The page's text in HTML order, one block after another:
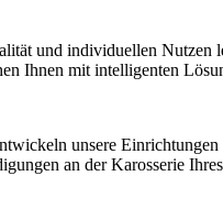
und individuellen
Ihnen mit intelligenten
unsere
an der Karosserie